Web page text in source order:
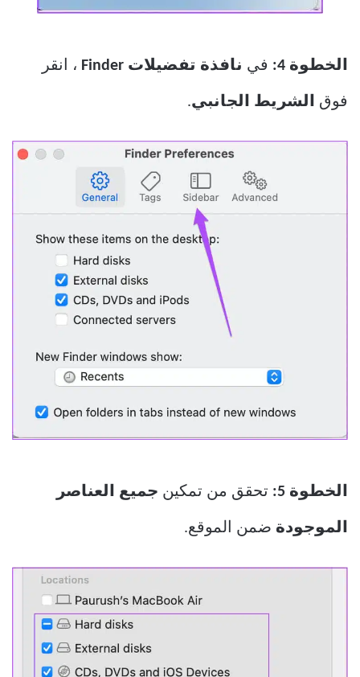
الخطوة 4: في نافذة تفضيلات Finder ، انقر
فوق الشريط الجانبي.
الخطوة 5: تحقق من تمكين جميع العناصر
الموجودة ضمن الموقع.